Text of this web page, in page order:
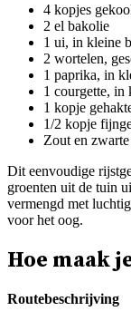
4 kopjes
2 el bakolie
1 ui, in kleine
2 wortelen,
1 paprika, in
1 courgette, in
1 kopje
1/2 kopje
Zout en
Dit eenvoudige
groenten uit de tuin
vermengd met
voor het oog.
Hoe maak
Routebeschrijving